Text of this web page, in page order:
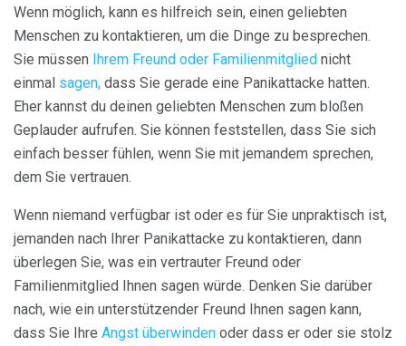
Wenn möglich, kann es hilfreich sein, einen geliebten
Menschen zu kontaktieren, um die Dinge zu besprechen.
Sie müssen Ihrem Freund oder Familienmitglied nicht
einmal sagen, dass Sie gerade eine Panikattacke hatten.
Eher kannst du deinen geliebten Menschen zum bloßen
Geplauder aufrufen. Sie können feststellen, dass Sie sich
einfach besser fühlen, wenn Sie mit jemandem sprechen,
dem Sie vertrauen.
Wenn niemand verfügbar ist oder es für Sie unpraktisch ist,
jemanden nach Ihrer Panikattacke zu kontaktieren, dann
überlegen Sie, was ein vertrauter Freund oder
Familienmitglied Ihnen sagen würde. Denken Sie darüber
nach, wie ein unterstützender Freund Ihnen sagen kann,
dass Sie Ihre Angst überwinden oder dass er oder sie stolz